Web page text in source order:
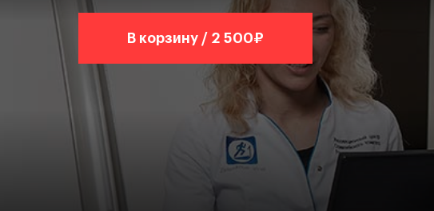
В корзину / 2 500₽